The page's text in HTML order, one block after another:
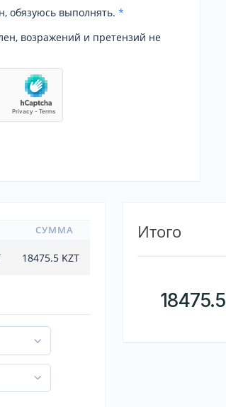
обязуюсь выполнять. *
возражений и претензий не
СУММА
18475.5KZT
Итого
18475.5